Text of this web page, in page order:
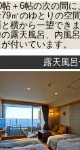
帖＋6帖の次の間
79㎡のゆとりの空
と横から一望でき
露天風呂、内風
付いています。
露天風呂